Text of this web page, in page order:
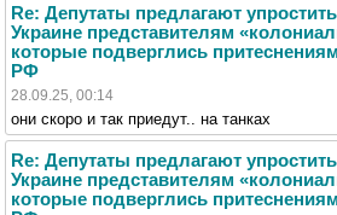
Re: Депутаты предлагают
Украине представителям
которые подверглись
РФ
28.09.25, 00:14
они скоро и так приедут.. на танках
Re: Депутаты предлагают
Украине представителям
которые подверглись